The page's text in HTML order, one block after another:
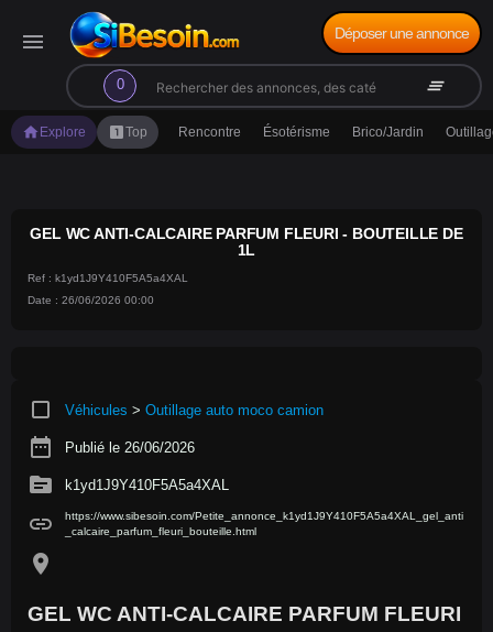
menu
0
search clear_all
Déposer une annonce
home Explore looks_oneTop Rencontre Ésotérisme Brico/Jardin
GEL WC ANTI-CALCAIRE PARFUM FLEURI - BOUTEILLE DE
1L
Ref : k1yd1J9Y410F5A5a4XAL
Date : 26/06/2026 00:00
crop_square Véhicules > Outillage auto moco camion
date_range Publié le 26/06/2026
source k1yd1J9Y410F5A5a4XAL
link
https://www.sibesoin.com/Petite_annonce_k1yd1J9Y410F5A5a4XAL_gel_anti
_calcaire_parfum_fleuri_bouteille.html
location_on
GEL WC ANTI-CALCAIRE PARFUM FLEURI